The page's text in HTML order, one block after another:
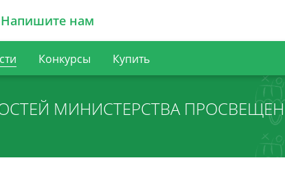
Напишите нам
Конкурсы Купить
МИНИСТЕРСТВА